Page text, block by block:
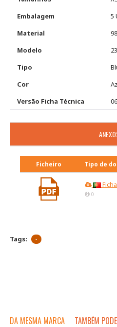
Embalagem
5
Material
Modelo
Tipo
Cor
Versão Ficha Técnica
Ficheiro Tipo de
0
Tags: -
DA MESMA MARCA TAMBÉM